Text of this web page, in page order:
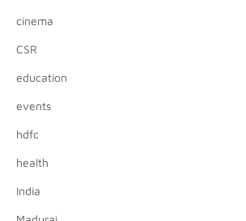
cinema
CSR
education
events
hdfc
health
India